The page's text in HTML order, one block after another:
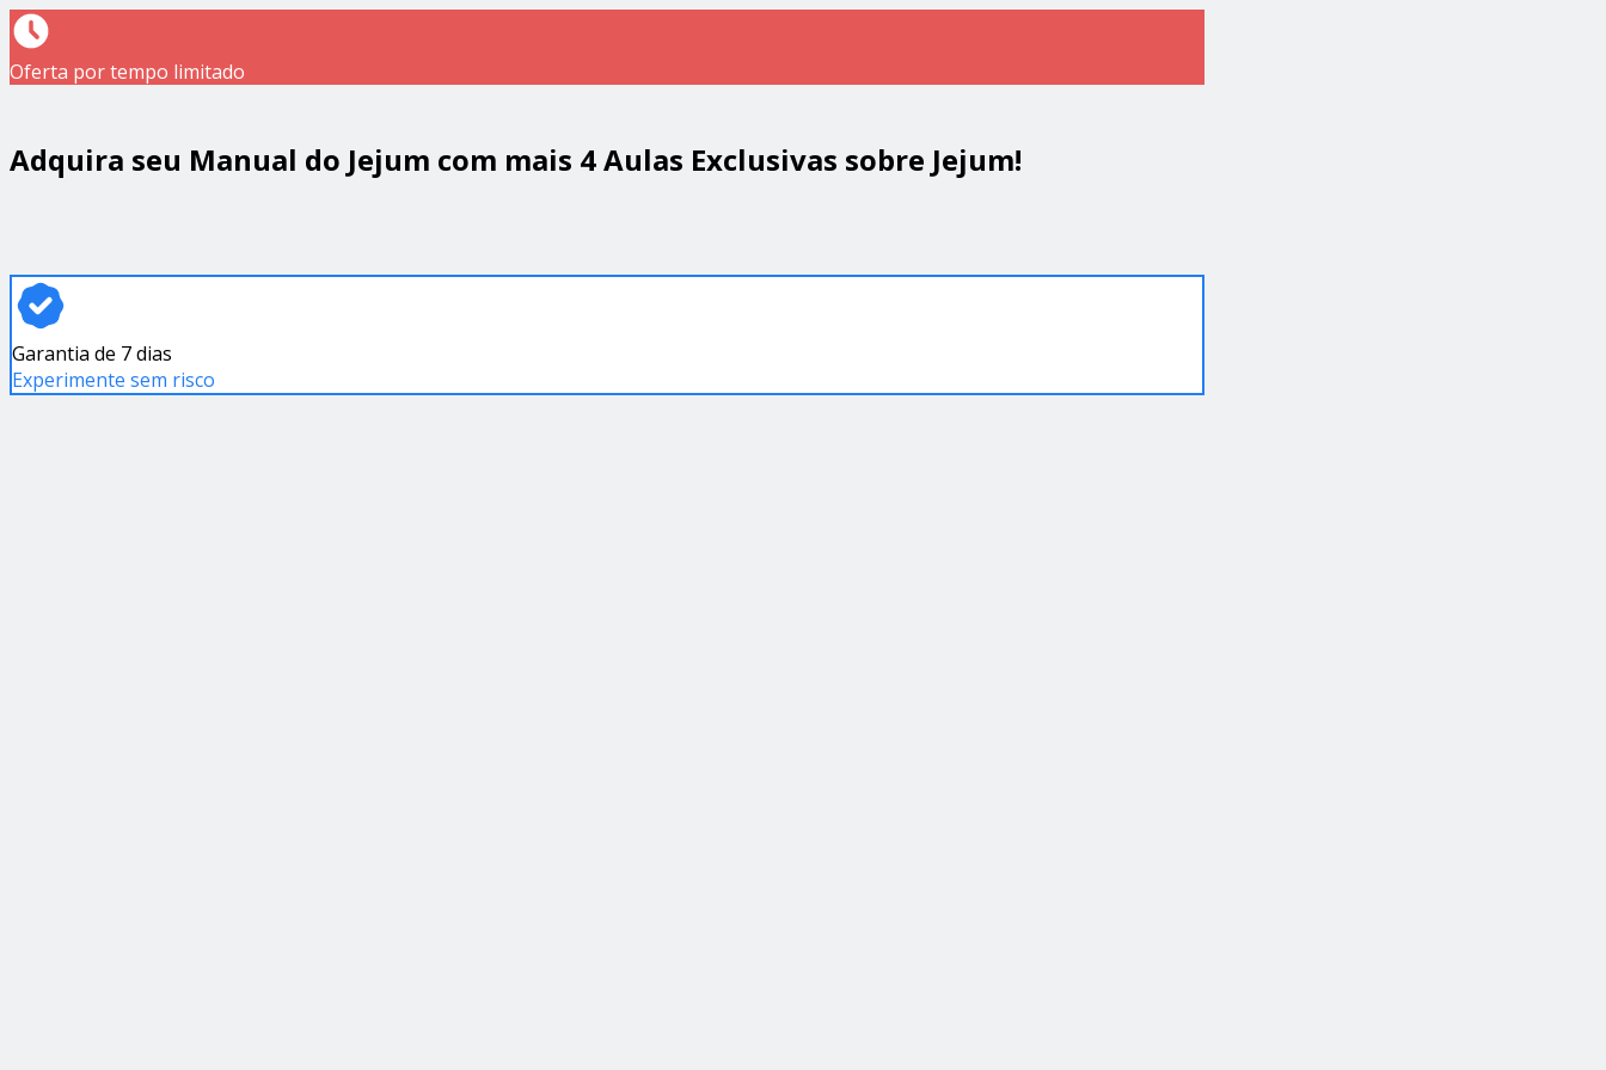
Oferta por tempo limitado
Adquira seu Manual do Jejum com mais 4 Aulas Exclusivas sobre Jejum!
Garantia de 7 dias
Experimente sem risco